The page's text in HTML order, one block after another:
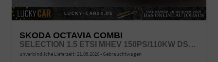
SKODA OCTAVIA COMBI
SELECTION 1.5 ETSI MHEV 150PS/110KW DSG7 2026 +AHK+SUNSET+3-ZONE+RFK+KESSY+EL.HECK+BHZ. LENKRAD
unverbindliche Lieferzeit: 21.08.2026 Gebrauchtwagen